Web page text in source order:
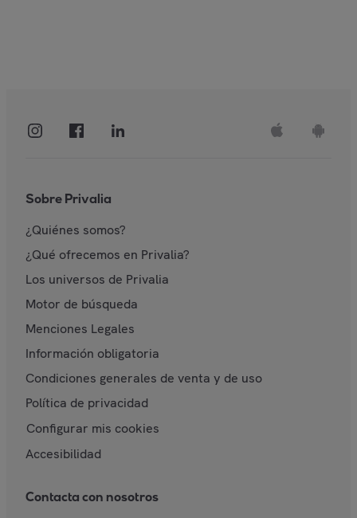
Sobre Privalia
¿Quiénes somos?
¿Qué ofrecemos en Privalia?
Los universos de Privalia
Motor de búsqueda
Menciones Legales
Información obligatoria
Condiciones generales de venta y de uso
Política de privacidad
Configurar mis cookies
Accesibilidad
Contacta con nosotros